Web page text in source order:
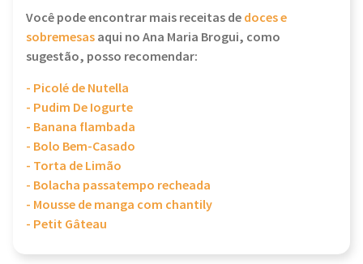
Você pode encontrar mais receitas dedoces e
sobremesasaqui no Ana Maria Brogui, como
sugestão, posso recomendar:
- Picolé de Nutella
- Pudim De Iogurte
- Banana flambada
- Bolo Bem-Casado
- Torta de Limão
- Bolacha passatempo recheada
- Mousse de manga com chantily
- Petit Gâteau